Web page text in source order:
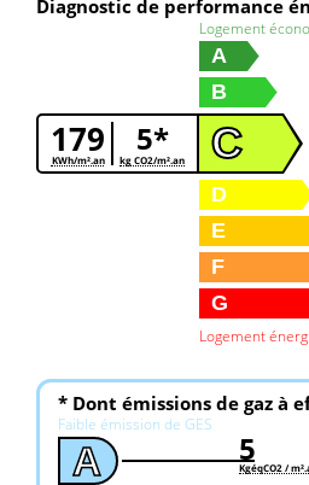
Diagnostic de performance
179
KWh/m².an
5*
kg CO2/m².an
Logement
A
B
C
D
E
F
G
Logement
* Dont émissions de gaz à
Faible émission de GES
A 5
KgéqCO2 /